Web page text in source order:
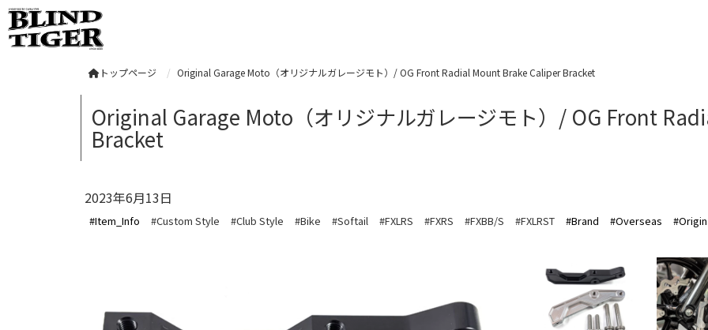
トップページ Original Garage Moto（オリジナルガレージモト）/ OG Front Radial Mount Brake Caliper Bracket
Original Garage Moto（オリジナルガレージモト）/ OG Front
Bracket
2023年6月13日
#Item_Info #Custom Style #Club Style #Bike #Softail #FXLRS #FXRS #FXBB/S #FXLRST #Brand #Overseas